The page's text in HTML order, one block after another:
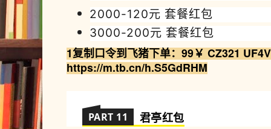
2000-120元 套餐红包
3000-200元 套餐红包
1复制口令到飞猪下单：99￥ CZ321
https://m.tb.cn/h.S5GdRHM
PART 11 君亭红包